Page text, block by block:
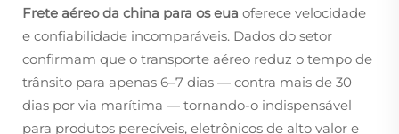
Frete aéreo da china para os eua oferece velocidade
e confiabilidade incomparáveis. Dados do setor
confirmam que o transporte aéreo reduz o tempo de
trânsito para apenas 6–7 dias — contra mais de 30
dias por via marítima — tornando-o indispensável
para produtos perecíveis, eletrônicos de alto valor e